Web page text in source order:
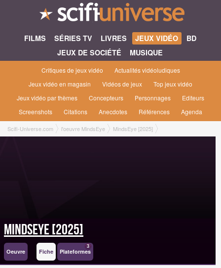
FILMS SÉRIES TV LIVRES JEUX VIDÉO
BD
JEUX DE SOCIÉTÉ
MUSIQUE
Critiques de jeux vidéo
Actualités vidéoludiques
Jeux vidéo en magasin
Vidéos de jeux
Top jeux vidéo
Jeux vidéo par thèmes
Concepteurs Personnages
Editeurs
Screenshots
Citations Anecdotes Références Agenda
Scifi-Universe.com l'oeuvre MindsEye MindsEye [2025]
MindsEye [2025]
Oeuvre Fiche Plateformes
3